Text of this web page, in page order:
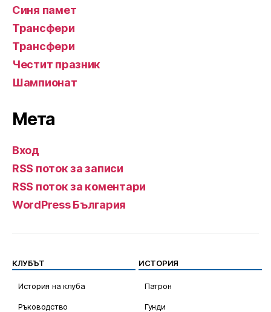
Синя памет
Трансфери
Трансфери
Честит празник
Шампионат
Мета
Вход
RSS поток за записи
RSS поток за коментари
WordPress България
КЛУБЪТ
История на клуба
Ръководство
ИСТОРИЯ
Патрон
Гунди